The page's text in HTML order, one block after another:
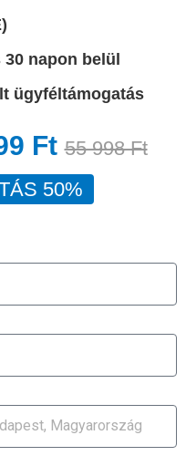
napon belül
ügyféltámogatás
Ft 55 998 Ft
50%